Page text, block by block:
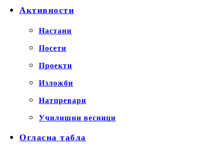
Активности
Настани
Посети
Проекти
Изложби
Натпревари
Училишни весници
Огласна табла